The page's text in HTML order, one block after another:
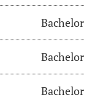
Bachelor
Bachelor
Bachelor